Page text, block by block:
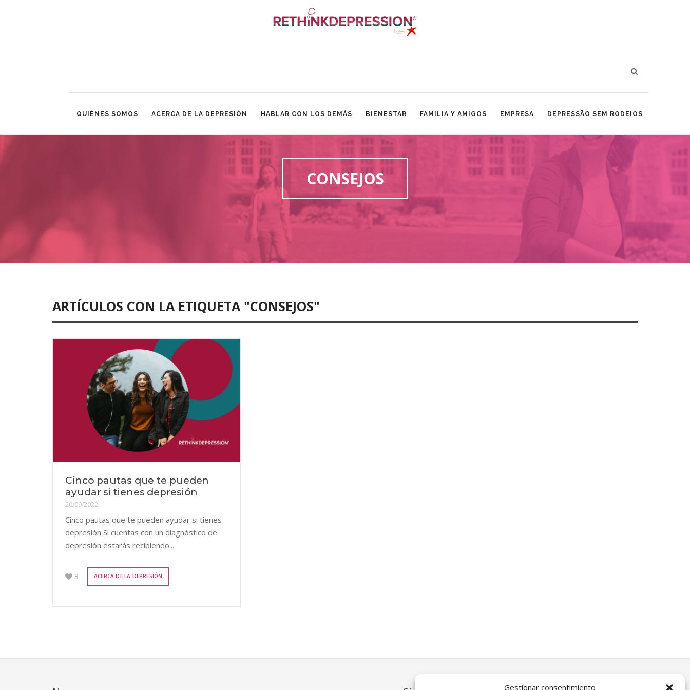
Gestionar consentimiento
QUIÉNES SOMOS ACERCA DE LA DEPRESIÓN HABLAR CON LOS DEMÁS BIENESTAR FAMILIA Y AMIGOS EMPRESA DEPRESSÃO SEM RODEIOS
CONSEJOS
ARTÍCULOS CON LA ETIQUETA "CONSEJOS"
Cinco pautas que te pueden
ayudar si tienes depresión
20/09/2022
Cinco pautas que te pueden ayudar si tienes
depresión Si cuentas con un diagnóstico de
depresión estarás recibiendo...
3 ACERCA DE LA DEPRESIÓN